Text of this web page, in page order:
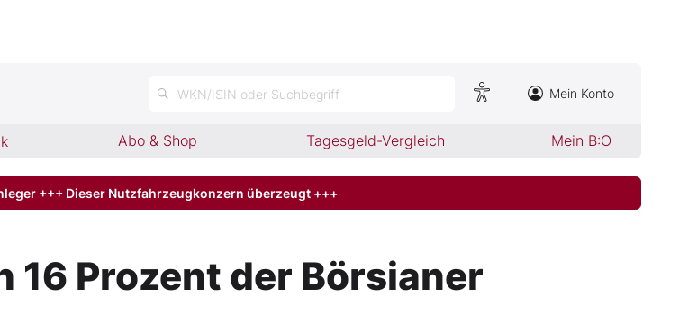
WKN/ISIN oder Suchbegriff Mein Konto
Abo & Shop Tagesgeld-Vergleich Mein B:O
+++ Dieser Nutzfahrzeugkonzern überzeugt +++
Prozent der Börsianer